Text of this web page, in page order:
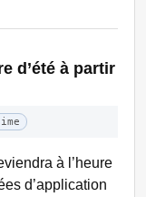
d’été à partir
à l’heure
d’application